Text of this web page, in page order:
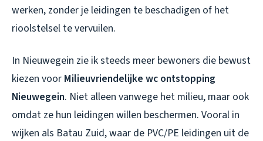
werken, zonder je leidingen te beschadigen of het
rioolstelsel te vervuilen.
In Nieuwegein zie ik steeds meer bewoners die bewust
kiezen voor Milieuvriendelijke wc ontstopping
Nieuwegein. Niet alleen vanwege het milieu, maar ook
omdat ze hun leidingen willen beschermen. Vooral in
wijken als Batau Zuid, waar de PVC/PE leidingen uit de